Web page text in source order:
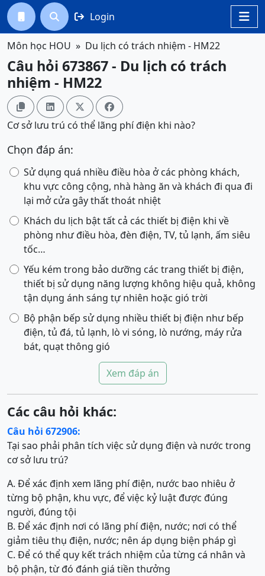

  Login
Môn học HOU Du lịch có trách nhiệm - HM22
Câu hỏi 673867 - Du lịch có trách
nhiệm - HM22
   
Cơ sở lưu trú có thể lãng phí điện khi nào?
Chọn đáp án:
Sử dụng quá nhiều điều hòa ở các phòng khách,
khu vực công cộng, nhà hàng ăn và khách đi qua đi
lại mở cửa gây thất thoát nhiệt
Khách du lịch bật tất cả các thiết bị điện khi về
phòng như điều hòa, đèn điện, TV, tủ lạnh, ấm siêu
tốc…
Yếu kém trong bảo dưỡng các trang thiết bị điện,
thiết bị sử dụng năng lượng không hiệu quả, không
tận dụng ánh sáng tự nhiên hoặc gió trời
Bộ phận bếp sử dụng nhiều thiết bị điện như bếp
điện, tủ đá, tủ lạnh, lò vi sóng, lò nướng, máy rửa
bát, quạt thông gió
Xem đáp án
Các câu hỏi khác:
Câu hỏi 672906:
Tại sao phải phân tích việc sử dụng điện và nước trong
cơ sở lưu trú?
A. Để xác định xem lãng phí điện, nước bao nhiêu ở
từng bộ phận, khu vực, để việc kỷ luật được đúng
người, đúng tội
B. Để xác định nơi có lãng phí điện, nước; nơi có thể
giảm tiêu thụ điện, nước; nên áp dụng biện pháp gì
C. Để có thể quy kết trách nhiệm của từng cá nhân và
bộ phận, từ đó đánh giá tiền thưởng